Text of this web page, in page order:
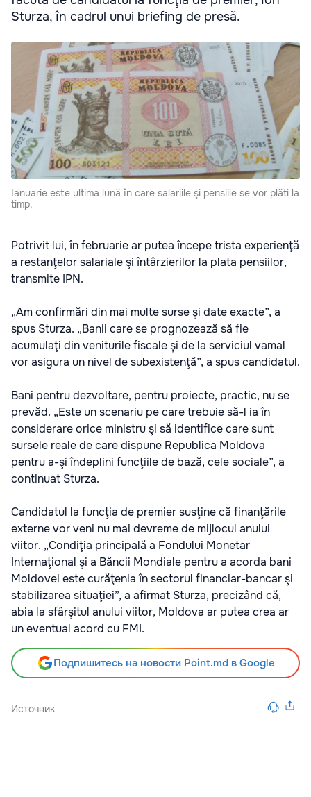
Sturza, în cadrul unui briefing de presă.
Ianuarie este ultima lună în care salariile şi pensiile se vor plăti la
timp.
Potrivit lui, în februarie ar putea începe trista experienţă
a restanţelor salariale şi întârzierilor la plata pensiilor,
transmite IPN.
„Am confirmări din mai multe surse şi date exacte”, a
spus Sturza. „Banii care se prognozează să fie
acumulaţi din veniturile fiscale şi de la serviciul vamal
vor asigura un nivel de subexistenţă”, a spus candidatul.
Bani pentru dezvoltare, pentru proiecte, practic, nu se
prevăd. „Este un scenariu pe care trebuie să-l ia în
considerare orice ministru şi să identifice care sunt
sursele reale de care dispune Republica Moldova
pentru a-şi îndeplini funcţiile de bază, cele sociale”, a
continuat Sturza.
Candidatul la funcţia de premier susţine că finanţările
externe vor veni nu mai devreme de mijlocul anului
viitor. „Condiţia principală a Fondului Monetar
Internaţional şi a Băncii Mondiale pentru a acorda bani
Moldovei este curăţenia în sectorul financiar-bancar şi
stabilizarea situaţiei”, a afirmat Sturza, precizând că,
abia la sfârşitul anului viitor, Moldova ar putea crea ar
un eventual acord cu FMI.
Подпишитесь на новости Point.md в Google
Источник